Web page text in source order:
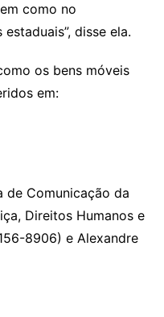
como no
disse ela.
os bens móveis
em:
de Comunicação da
Direitos Humanos e
8906) e Alexandre